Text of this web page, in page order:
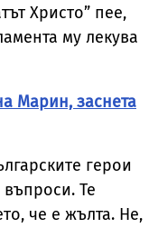
Христо” пее,
му лекува
Марин, заснета
герои
Те
че е жълта. Не,